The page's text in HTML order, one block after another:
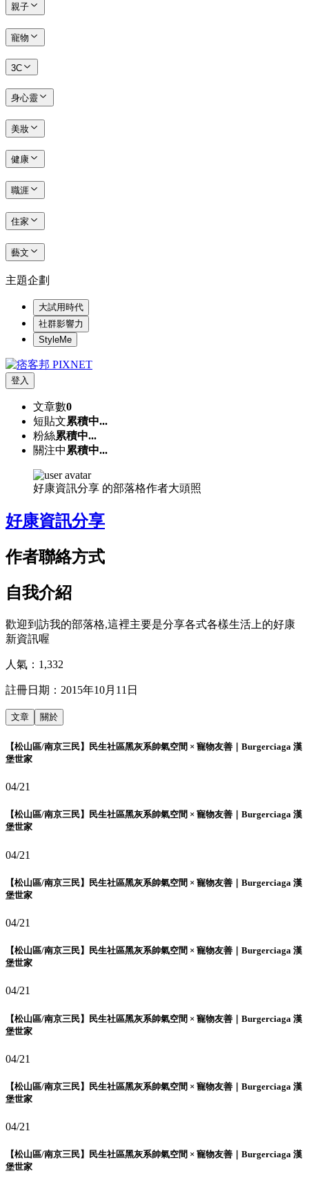
親子
寵物
3C
身心靈
美妝
健康
職涯
住家
藝文
主題企劃
大試用時代
社群影響力
StyleMe
登入
文章數0
短貼文累積中...
粉絲累積中...
關注中 累積中...
好康資訊分享 的部落格作者大頭照
好康資訊分享
作者聯絡方式
自我介紹
歡迎到訪我的部落格,這裡主要是分享各式各樣生活上的好康
新資訊喔
人氣： 1,332
註冊日期： 2015年10月11日
文章 關於
【松山區/南京三民】民生社區黑灰系帥氣空間 × 寵物友善｜Burgerciaga 漢
堡世家
04/21
【松山區/南京三民】民生社區黑灰系帥氣空間 × 寵物友善｜Burgerciaga 漢
堡世家
04/21
【松山區/南京三民】民生社區黑灰系帥氣空間 × 寵物友善｜Burgerciaga 漢
堡世家
04/21
【松山區/南京三民】民生社區黑灰系帥氣空間 × 寵物友善｜Burgerciaga 漢
堡世家
04/21
【松山區/南京三民】民生社區黑灰系帥氣空間 × 寵物友善｜Burgerciaga 漢
堡世家
04/21
【松山區/南京三民】民生社區黑灰系帥氣空間 × 寵物友善｜Burgerciaga 漢
堡世家
04/21
【松山區/南京三民】民生社區黑灰系帥氣空間 × 寵物友善｜Burgerciaga 漢
堡世家